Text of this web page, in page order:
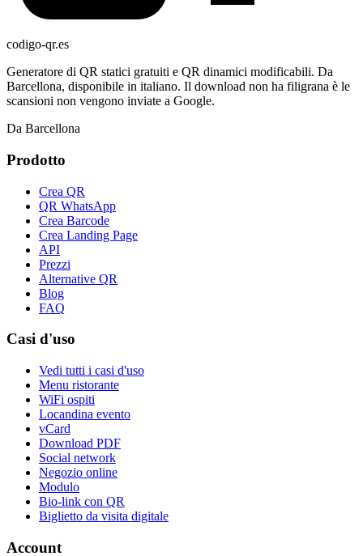
codigo-qr.es
Generatore di QR statici gratuiti e QR dinamici modificabili. Da
Barcellona, disponibile in italiano. Il download non ha filigrana è le
scansioni non vengono inviate a Google.
Da Barcellona
Prodotto
Crea QR
QR WhatsApp
Crea Barcode
Crea Landing Page
API
Prezzi
Alternative QR
Blog
FAQ
Casi d'uso
Vedi tutti i casi d'uso
Menu ristorante
WiFi ospiti
Locandina evento
vCard
Download PDF
Social network
Negozio online
Modulo
Bio-link con QR
Biglietto da visita digitale
Account